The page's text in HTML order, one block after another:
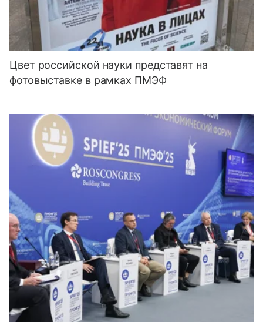
Цвет российской науки представят на
фотовыставке в рамках ПМЭФ